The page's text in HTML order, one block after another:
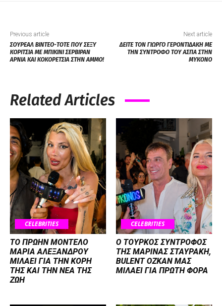
Previous article
ΣΟΥΡΕΑΛ ΒΙΝΤΕΟ-ΤΟΤΕ ΠΟΥ ΣΕΞΥ
ΚΟΡΙΤΣΙΑ ΜΕ ΜΠΙΚΙΝΙ ΣΕΡΒΙΡΑΝ
ΑΡΝΙΑ ΚΑΙ ΚΟΚΟΡΕΤΣΙΑ ΣΤΗΝ ΑΜΜΟ!
Next article
ΔΕΙΤΕ ΤΟΝ ΓΙΩΡΓΟ ΓΕΡΟΝΤΙΔΑΚΗ ΜΕ
ΤΗΝ ΣΥΝΤΡΟΦΟ ΤΟΥ ΑΣΠΑ ΣΤΗΝ
ΜΥΚΟΝΟ
Related Articles
CELEBRITIES
ΤΟ ΠΡΩΗΝ ΜΟΝΤΕΛΟ
ΜΑΡΙΑ ΑΛΕΞΑΝΔΡΟΥ
ΜΙΛΑΕΙ ΓΙΑ ΤΗΝ ΚΟΡΗ
ΤΗΣ ΚΑΙ ΤΗΝ ΝΕΑ ΤΗΣ
ΖΩΗ
CELEBRITIES
Ο ΤΟΥΡΚΟΣ ΣΥΝΤΡΟΦΟΣ
ΤΗΣ ΜΑΡΙΝΑΣ ΣΤΑΥΡΑΚΗ,
BULENT OZKAN ΜΑΣ
ΜΙΛΑΕΙ ΓΙΑ ΠΡΩΤΗ ΦΟΡΑ